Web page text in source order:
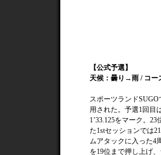
【公式予選】
天候：曇り→雨 / コー
スポーツランド
用された。予選1回目
1’33.125をマーク。
た1stセッションでは
ムアタックに入った4
を19位まで押し上げ